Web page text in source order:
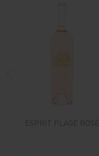
ESPRIT PLAGE ROSÉ